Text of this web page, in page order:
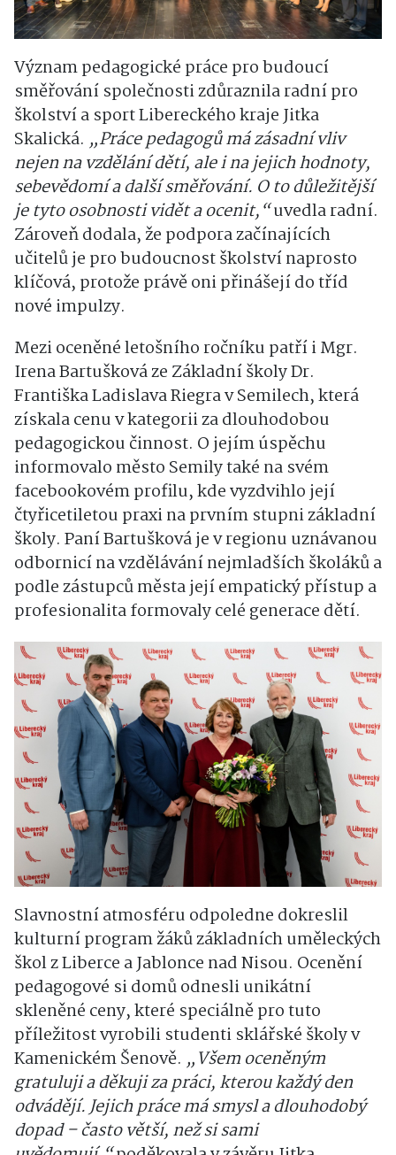
Význam pedagogické práce pro budoucí
směřování společnosti zdůraznila radní pro
školství a sport Libereckého kraje Jitka
Skalická. „Práce pedagogů má zásadní vliv
nejen na vzdělání dětí, ale i na jejich hodnoty,
sebevědomí a další směřování. O to důležitější
je tyto osobnosti vidět a ocenit,“uvedla radní.
Zároveň dodala, že podpora začínajících
učitelů je pro budoucnost školství naprosto
klíčová, protože právě oni přinášejí do tříd
nové impulzy.
Mezi oceněné letošního ročníku patří i Mgr.
Irena Bartušková ze Základní školy Dr.
Františka Ladislava Riegra v Semilech, která
získala cenu v kategorii za dlouhodobou
pedagogickou činnost. O jejím úspěchu
informovalo město Semily také na svém
facebookovém profilu, kde vyzdvihlo její
čtyřicetiletou praxi na prvním stupni základní
školy. Paní Bartušková je v regionu uznávanou
odbornicí na vzdělávání nejmladších školáků a
podle zástupců města její empatický přístup a
profesionalita formovaly celé generace dětí.
Slavnostní atmosféru odpoledne dokreslil
kulturní program žáků základních uměleckých
škol z Liberce a Jablonce nad Nisou. Ocenění
pedagogové si domů odnesli unikátní
skleněné ceny, které speciálně pro tuto
příležitost vyrobili studenti sklářské školy v
Kamenickém Šenově. „Všem oceněným
gratuluji a děkuji za práci, kterou každý den
odvádějí. Jejich práce má smysl a dlouhodobý
dopad – často větší, než si sami